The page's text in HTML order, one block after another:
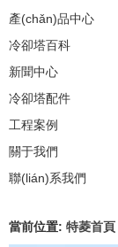
產(chǎn)品中心
冷卻塔百科
新聞中心
冷卻塔配件
工程案例
關于我們
聯(lián)系我們
當前位置: 特菱首頁